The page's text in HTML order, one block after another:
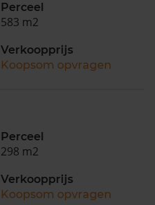
Perceel
583 m2
Verkoopprijs
Koopsom opvragen
Perceel
298 m2
Verkoopprijs
Koopsom opvragen